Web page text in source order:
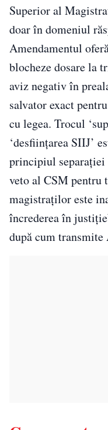
Superior al
doar în domeniul
Amendamentul
blocheze dosare la
aviz negativ în
salvator exact
cu legea. Trocul
‘desfiinţarea SIIJ’
principiul
veto al CSM pentru
magistraţilor este
încrederea în
după cum transmite